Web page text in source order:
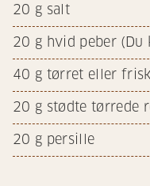
20 g salt
20 g hvid peber (Du
40 g tørret eller
20 g stødte tørrede
20 g persille